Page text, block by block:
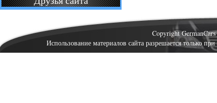
Copyright
Использование материалов сайта разрешается только